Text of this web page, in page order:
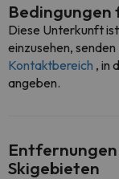
Bedingungen
Diese Unterkunft
einzusehen,
Kontaktbereich , in
angeben.
Skigebieten